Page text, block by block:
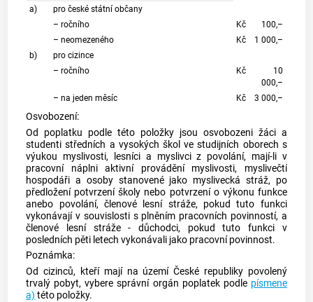
a)
pro české státní občany
– ročního
Kč
100,–
– neomezeného
Kč
1 000,–
b)
pro cizince
– ročního
Kč
10
000,–
– na jeden měsíc
Kč 3 000,–
Osvobození:
Od poplatku podle této položky jsou osvobozeni žáci a
studenti středních a vysokých škol ve studijních oborech s
výukou myslivosti, lesníci a myslivci z povolání, mají-li v
pracovní náplni aktivní provádění myslivosti, myslivečtí
hospodáři a osoby stanovené jako myslivecká stráž, po
předložení potvrzení školy nebo potvrzení o výkonu funkce
anebo povolání, členové lesní stráže, pokud tuto funkci
vykonávají v souvislosti s plněním pracovních povinností, a
členové lesní stráže - důchodci, pokud tuto funkci v
posledních pěti letech vykonávali jako pracovní povinnost.
Poznámka:
Od cizinců, kteří mají na území České republiky povolený
trvalý pobyt, vybere správní orgán poplatek podle písmene
a) této položky.